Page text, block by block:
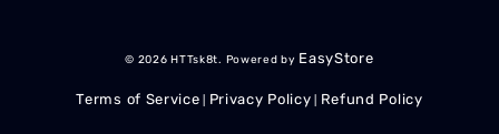
© 2026 HTTsk8t. Powered by EasyStore
Terms of Service Privacy Policy Refund Policy